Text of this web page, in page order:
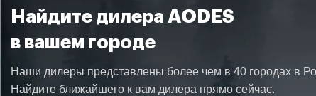
ЗАДНЯЯ ПЕРЕДАЧА
ТИП ПЕРЕДНЕЙ ПОДВЕСКИ
Найдите дилера AODES
в вашем городе
Наши дилеры представлены более чем в 40 городах в
Найдите ближайшего к вам дилера прямо сейчас.